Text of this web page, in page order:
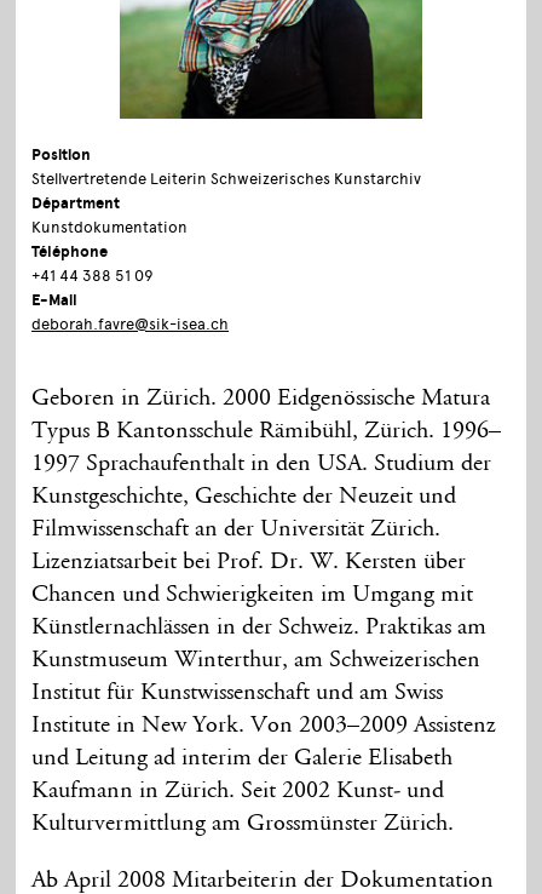
Position
Stellvertretende Leiterin Schweizerisches Kunstarchiv
Départment
Kunstdokumentation
Téléphone
+41 44 388 51 09
E-Mail
deborah.favre@sik-isea.ch
Geboren in Zürich. 2000 Eidgenössische Matura
Typus B Kantonsschule Rämibühl, Zürich. 1996–
1997 Sprachaufenthalt in den USA. Studium der
Kunstgeschichte, Geschichte der Neuzeit und
Filmwissenschaft an der Universität Zürich.
Lizenziatsarbeit bei Prof. Dr. W. Kersten über
Chancen und Schwierigkeiten im Umgang mit
Künstlernachlässen in der Schweiz. Praktikas am
Kunstmuseum Winterthur, am Schweizerischen
Institut für Kunstwissenschaft und am Swiss
Institute in New York. Von 2003–2009 Assistenz
und Leitung ad interim der Galerie Elisabeth
Kaufmann in Zürich. Seit 2002 Kunst- und
Kulturvermittlung am Grossmünster Zürich.
Ab April 2008 Mitarbeiterin der Dokumentation